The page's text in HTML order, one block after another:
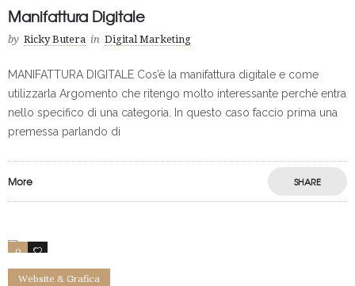
Manifattura Digitale
by Ricky Butera in Digital Marketing
MANIFATTURA DIGITALE Cos’è la manifattura digitale e come
utilizzarla Argomento che ritengo molto interessante perchè entra
nello specifico di una categoria. In questo caso faccio prima una
premessa parlando di
More SHARE
0 27
Website & Grafica